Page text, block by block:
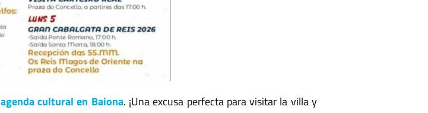
agenda cultural en Baiona. ¡Una excusa perfecta para visitar la villa y